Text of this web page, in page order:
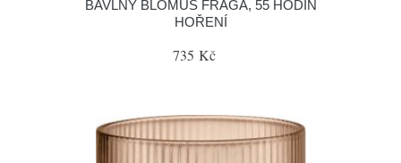
BAVLNY BLOMUS FRAGA, 55 HODIN
HOŘENÍ
735 Kč